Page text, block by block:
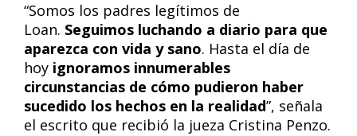
“Somos los padres legítimos de
Loan. Seguimos luchando a diario para que
aparezca con vida y sano. Hasta el día de
hoy ignoramos innumerables
circunstancias de cómo pudieron haber
sucedido los hechos en la realidad”, señala
el escrito que recibió la jueza Cristina Penzo.